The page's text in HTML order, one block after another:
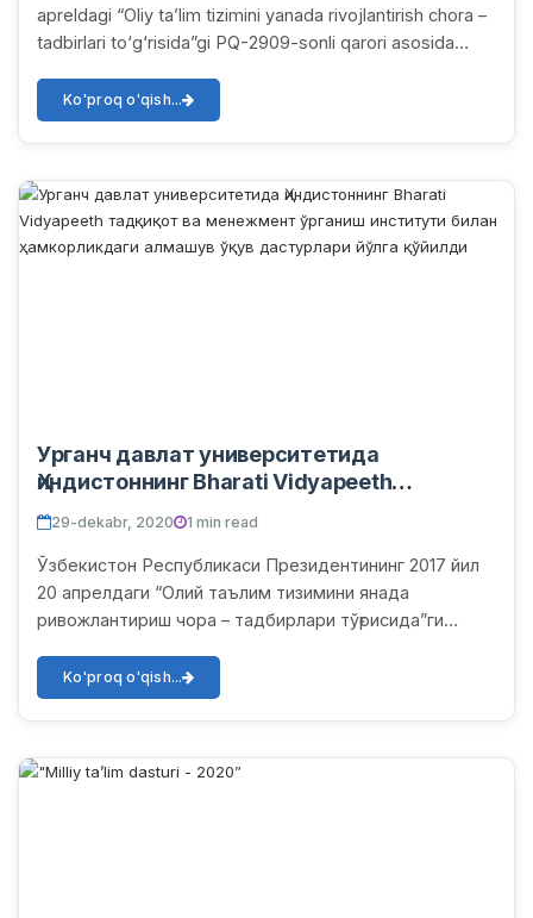
apreldagi “Oliy ta’lim tizimini yanada rivojlantirish chora –
tadbirlari tо‘g‘risida”gi PQ-2909-sonli qarori asosida
Ko'proq o'qish...
Урганч давлат университетида
Ҳиндистоннинг Bharati Vidyapeeth
тадқиқот ва менежмент ўрганиш
институти билан ҳамкорликдаги
алмашув ўқув дастурлари йўлга қўйилди
29-dekabr, 2020 1 min read
Ўзбекистон Республикаси Президентининг 2017 йил
20 апрелдаги “Олий таълим тизимини янада
ривожлантириш чора – тадбирлари тўғрисида”ги
университетида таълимни...
Ko'proq o'qish...